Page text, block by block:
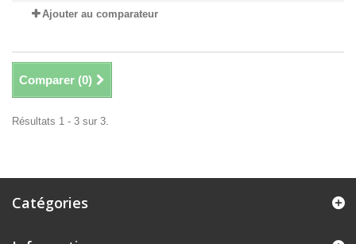
Ajouter au comparateur
Comparer (0)
Résultats 1 - 3 sur 3.
Catégories